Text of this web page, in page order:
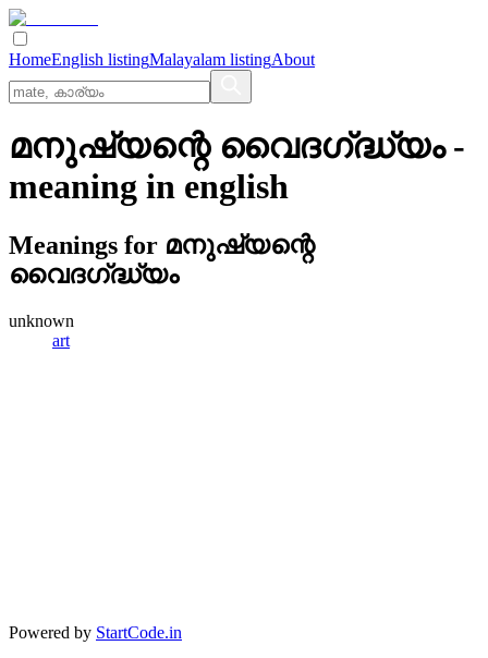
HomeEnglish listingMalayalam listingAbout
മനുഷ്യന്റെ വൈദഗ്‌ദ്ധ്യം-
meaning in english
Meanings for മനുഷ്യന്റെ
വൈദഗ്‌ദ്ധ്യം
unknown
art
Powered by StartCode.in